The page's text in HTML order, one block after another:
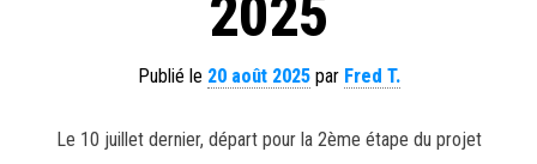
2025
Publié le 20 août 2025par Fred T.
Le 10 juillet dernier, départ pour la 2ème étape du projet